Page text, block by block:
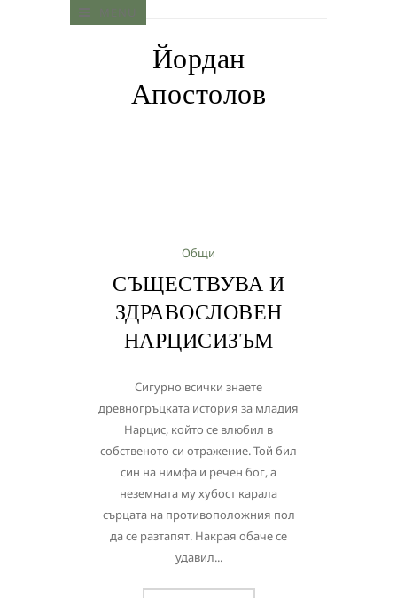
Йордан
Апостолов
Общи
СЪЩЕСТВУВА И
ЗДРАВОСЛОВЕН
НАРЦИСИЗЪМ
Сигурно всички знаете
древногръцката история за младия
Нарцис, който се влюбил в
собственото си отражение. Той бил
син на нимфа и речен бог, а
неземната му хубост карала
сърцата на противоположния пол
да се разтапят. Накрая обаче се
удавил...